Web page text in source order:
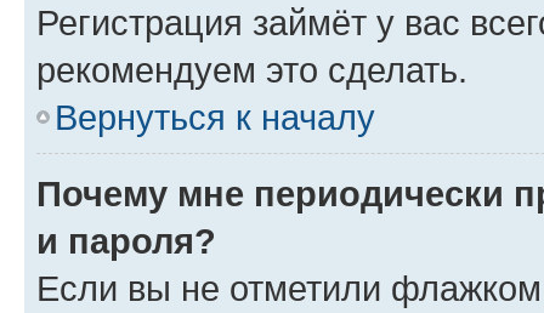
Регистрация займёт у вас
рекомендуем это сделать.
Вернуться к началу
Почему мне периодически
и пароля?
Если вы не отметили